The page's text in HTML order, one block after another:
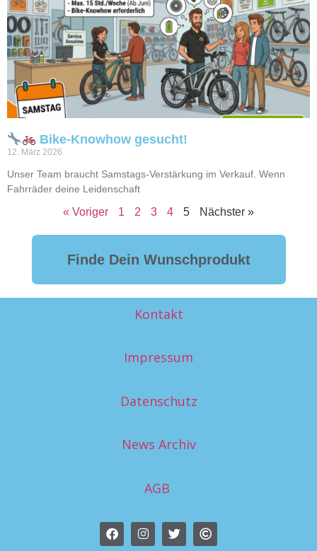
Bike-Knowhow gesucht!
12. März 2026
Unser Team braucht Samstags-Verstärkung im Verkauf. Wenn
Fahrräder deine Leidenschaft
« Voriger 1 2 3 4 5 Nächster »
Finde Dein Wunschprodukt
Kontakt
Impressum
Datenschutz
News Archiv
AGB